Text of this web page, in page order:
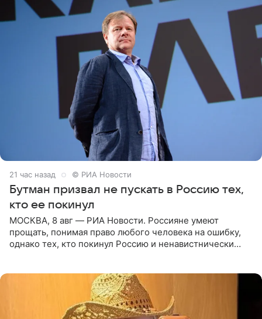
21 час назад © РИА Новости
Бутман призвал не пускать в Россию тех,
кто ее покинул
МОСКВА, 8 авг — РИА Новости. Россияне умеют
прощать, понимая право любого человека на ошибку,
однако тех, кто покинул Россию и ненавистнически